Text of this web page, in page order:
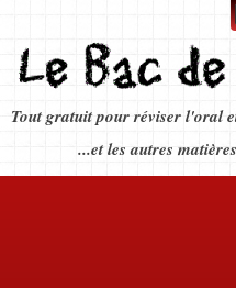
Tout gratuit pour réviser l'oral
...et les autres